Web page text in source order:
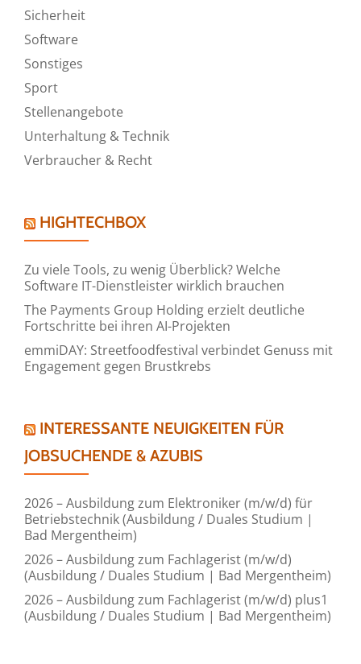
Sicherheit
Software
Sonstiges
Sport
Stellenangebote
Unterhaltung & Technik
Verbraucher & Recht
HIGHTECHBOX
Zu viele Tools, zu wenig Überblick? Welche
Software IT-Dienstleister wirklich brauchen
The Payments Group Holding erzielt deutliche
Fortschritte bei ihren AI-Projekten
emmiDAY: Streetfoodfestival verbindet Genuss mit
Engagement gegen Brustkrebs
INTERESSANTE NEUIGKEITEN FÜR
JOBSUCHENDE & AZUBIS
2026 – Ausbildung zum Elektroniker (m/w/d) für
Betriebstechnik (Ausbildung / Duales Studium |
Bad Mergentheim)
2026 – Ausbildung zum Fachlagerist (m/w/d)
(Ausbildung / Duales Studium | Bad Mergentheim)
2026 – Ausbildung zum Fachlagerist (m/w/d) plus1
(Ausbildung / Duales Studium | Bad Mergentheim)